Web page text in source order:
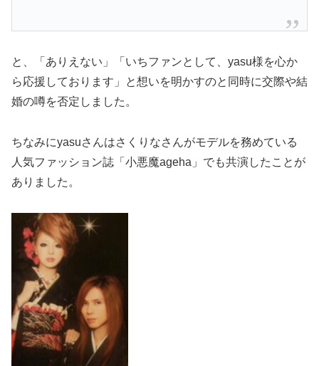
と、「ありえない」「いちファンとして、yasu様を心か
ら応援しております」と想いを明かすのと同時に交際や結
婚の噂を否定しました。
ちなみにyasuさんはさくりなさんがモデルを務めている
人気ファッション誌「小悪魔ageha」でも共演したことが
ありました。